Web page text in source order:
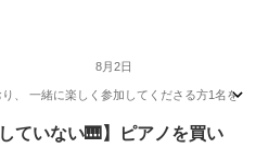
8月2日
、 一緒に楽しく参加してくださる方1名を
ーケット 断捨離
ていない🎹】ピアノを買い